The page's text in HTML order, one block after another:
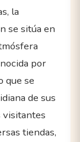
la
se sitúa en
por
que se
de sus
visitantes
tiendas,